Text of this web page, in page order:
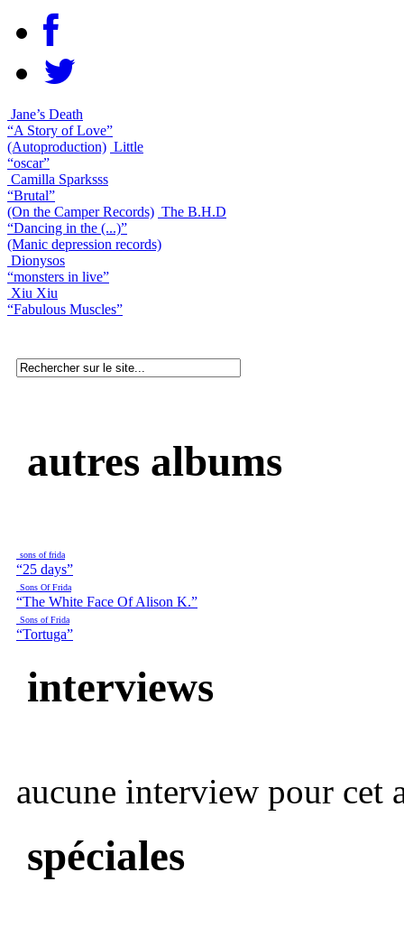
Jane’s Death
“A Story of Love”
(Autoproduction) Little
“oscar”
Camilla Sparksss
“Brutal”
(On the Camper Records) The B.H.D
“Dancing in the (...)”
(Manic depression records)
Dionysos
“monsters in live”
Xiu Xiu
“Fabulous Muscles”
autres albums
sons of frida
“25 days”
Sons Of Frida
“The White Face Of Alison K.”
Sons of Frida
“Tortuga”
interviews
aucune interview pour cet
spéciales